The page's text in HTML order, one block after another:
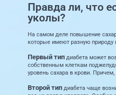
Правда ли, что
уколы?
На самом деле повышение
которые имеют разную природу
Первый типдиабета может
собственным клеткам
уровень сахара в крови.
Второй типдиабета чаще